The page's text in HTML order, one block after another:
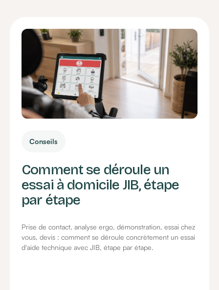
Conseils
Comment se déroule un
essai à domicile JIB, étape
par étape
Prise de contact, analyse ergo, démonstration, essai chez
vous, devis : comment se déroule concrètement un essai
d'aide technique avec JIB, étape par étape.